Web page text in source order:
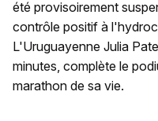
été provisoirement
contrôle positif à
L'Uruguayenne Julia
minutes, complète le
marathon de sa vie.